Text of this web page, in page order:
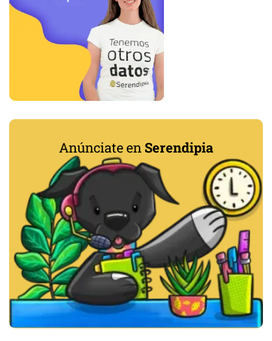
Anúnciate en Serendipia